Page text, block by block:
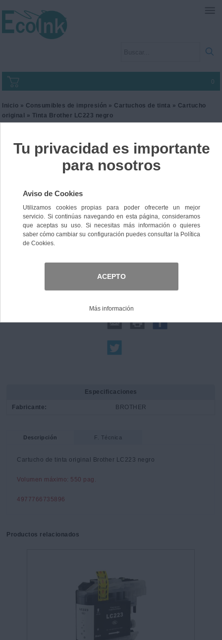
0
Inicio » Consumibles de impresión » Cartuchos de tinta » Cartucho
original
» Tinta Brother LC223 negro
Tinta Brother LC223 negro
Ref. LC223BK
Comprar
Especificaciones
Fabricante: BROTHER
Descripción F. Técnica
Cartucho de tinta original Brother LC223 negro
Volumen máximo: 550 pag.
4977766735896
Productos relacionados